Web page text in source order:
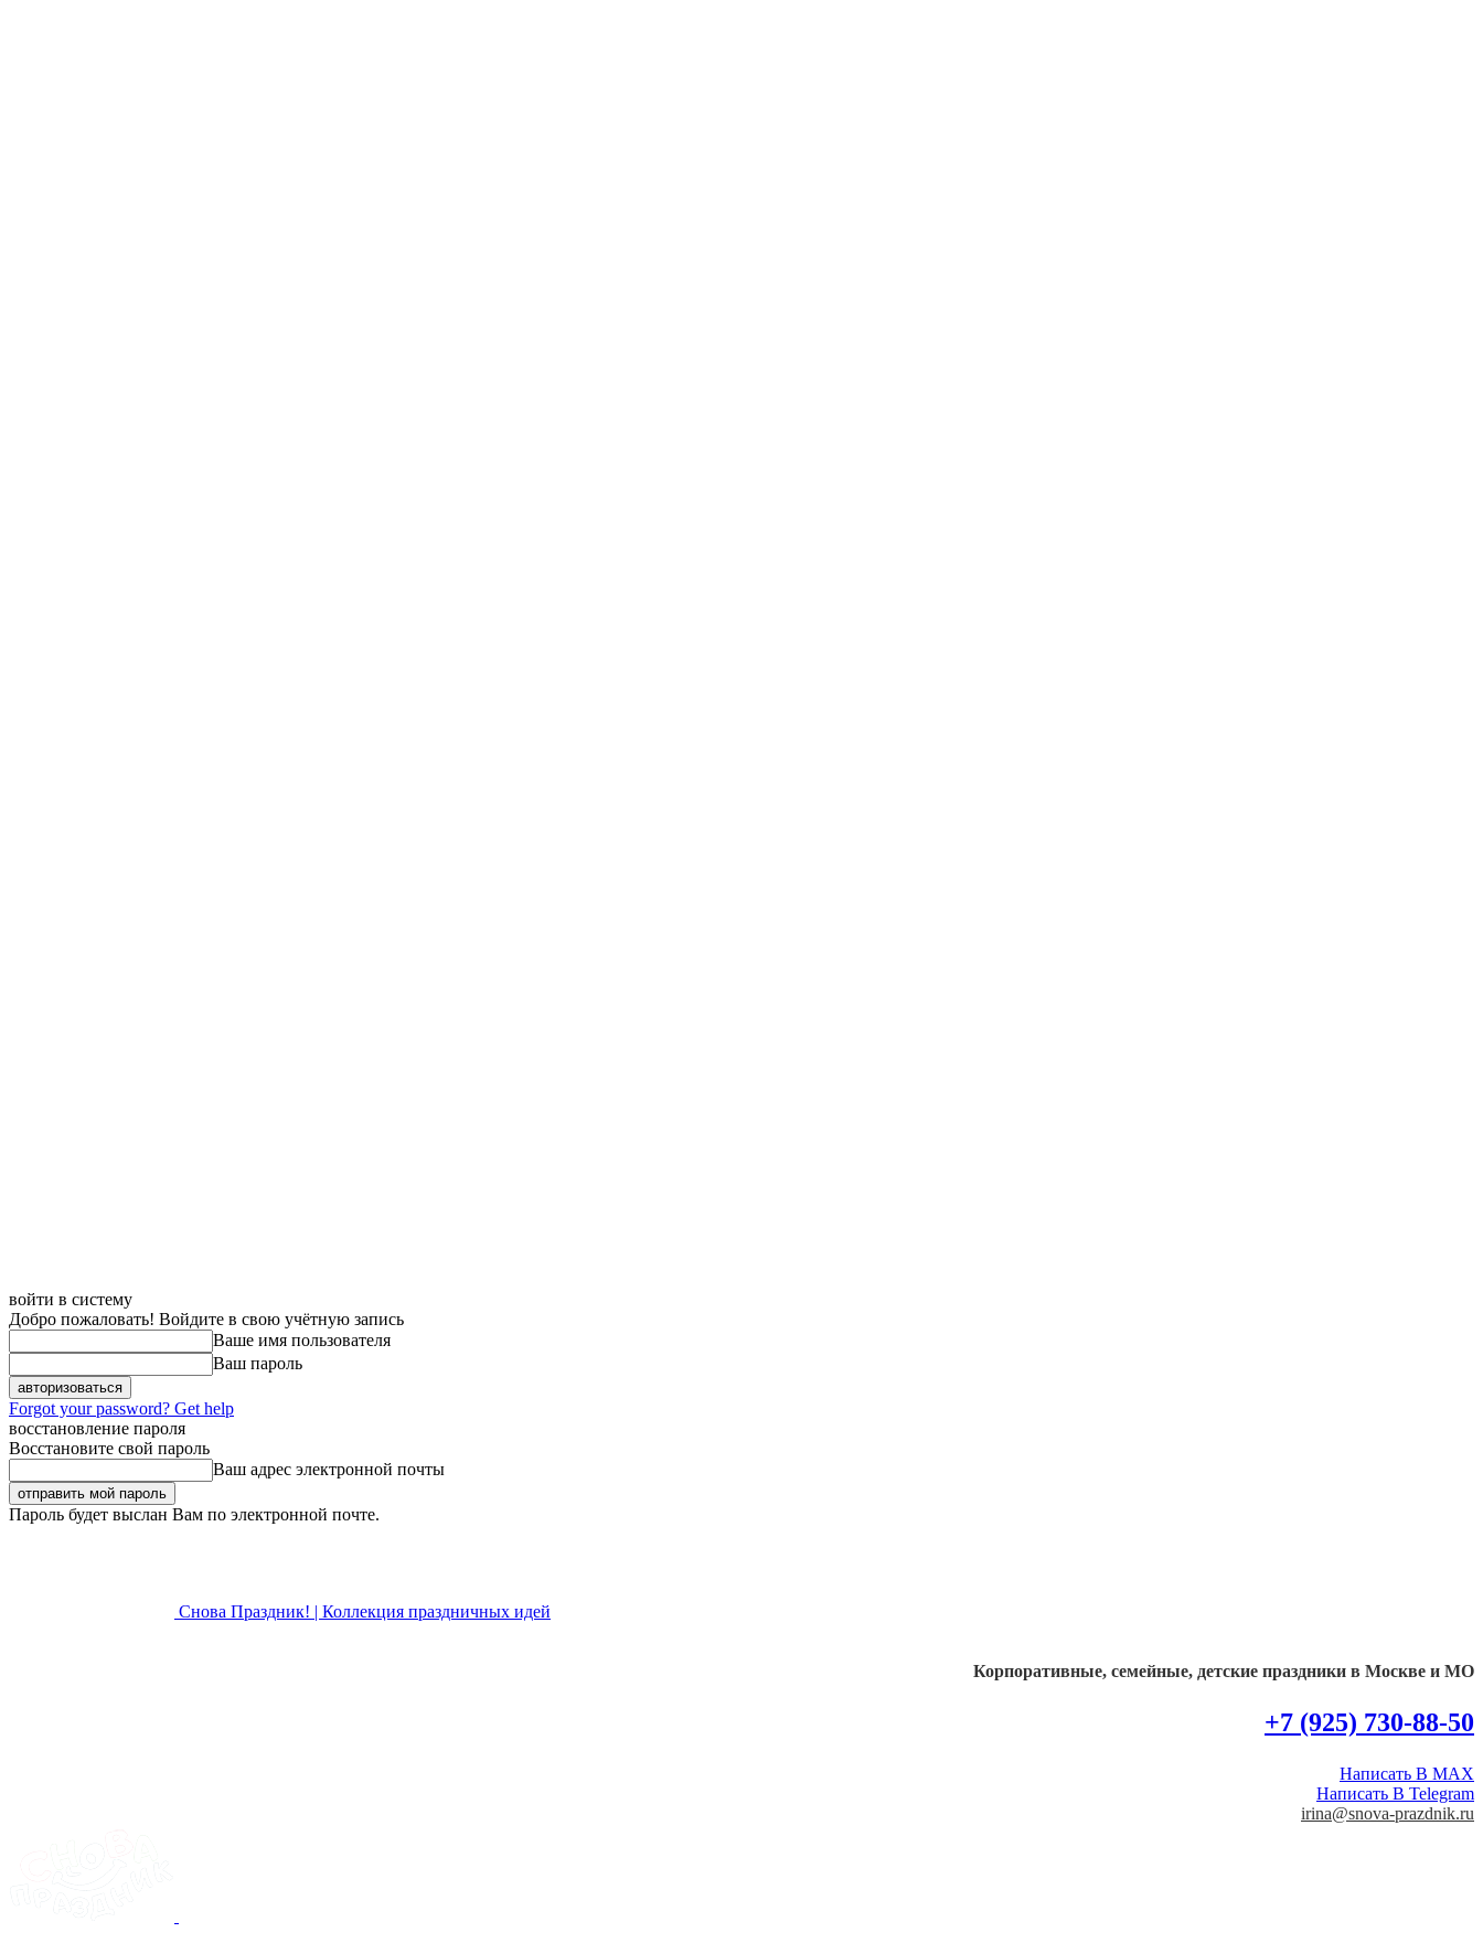
войти в систему
Добро пожаловать! Войдите в свою учётную запись
Ваше имя пользователя
Ваш пароль
Forgot your password? Get help
восстановление пароля
Восстановите свой пароль
Ваш адрес электронной почты
Пароль будет выслан Вам по электронной почте.
Снова Праздник! | Коллекция праздничных идей
Корпоративные, семейные, детские праздники в Москве и МО
+7 (925) 730-88-50
Написать В MAX
Написать В Telegram
irina@snova-prazdnik.ru